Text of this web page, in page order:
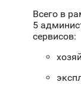
Всего в
5
сервисов: